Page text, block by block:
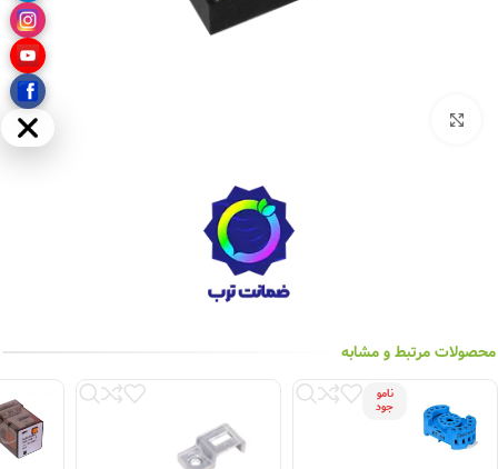
محصولات مرتبط و مشابه
نامو
جود